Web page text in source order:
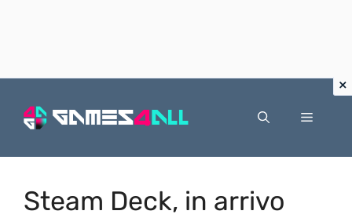
Menu
Steam Deck, in arrivo